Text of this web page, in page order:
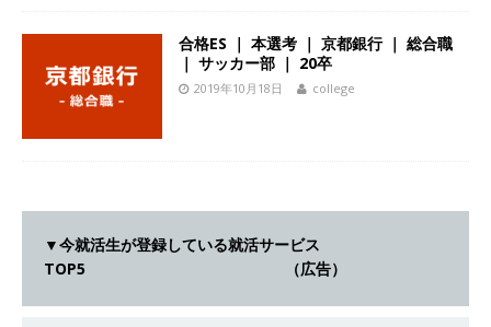
れる仕事体験開催 】大阪勤務・転勤なし ｜ 関西
知名度抜群の総合不動産会社 ｜ マンション販売
[ 2026年5月14日 ] 【 28卒 ｜ 30分のオンライン
業界研究・企業説明会 】 世界最大級の金融サー
合格ES ｜ 本選考 ｜ 京都銀行 ｜ 総合職
｜ サッカー部 ｜ 20卒
2019年10月18日 college
▼今就活生が登録している就活サービス
TOP5 （広告）